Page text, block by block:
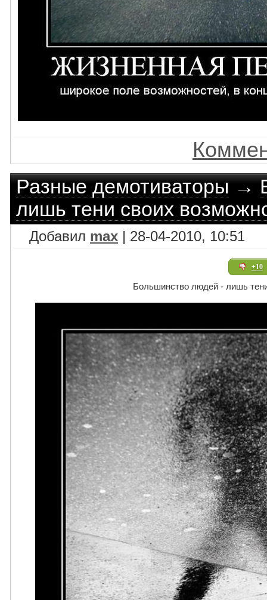
Разные демотиваторы→
лишь тени своих
Добавил max | 28-04-2010, 10:51
+10
Большинство людей - лишь